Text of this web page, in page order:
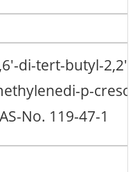
di-tert-butyl-2,2'-
p-cresol
No. 119-47-1